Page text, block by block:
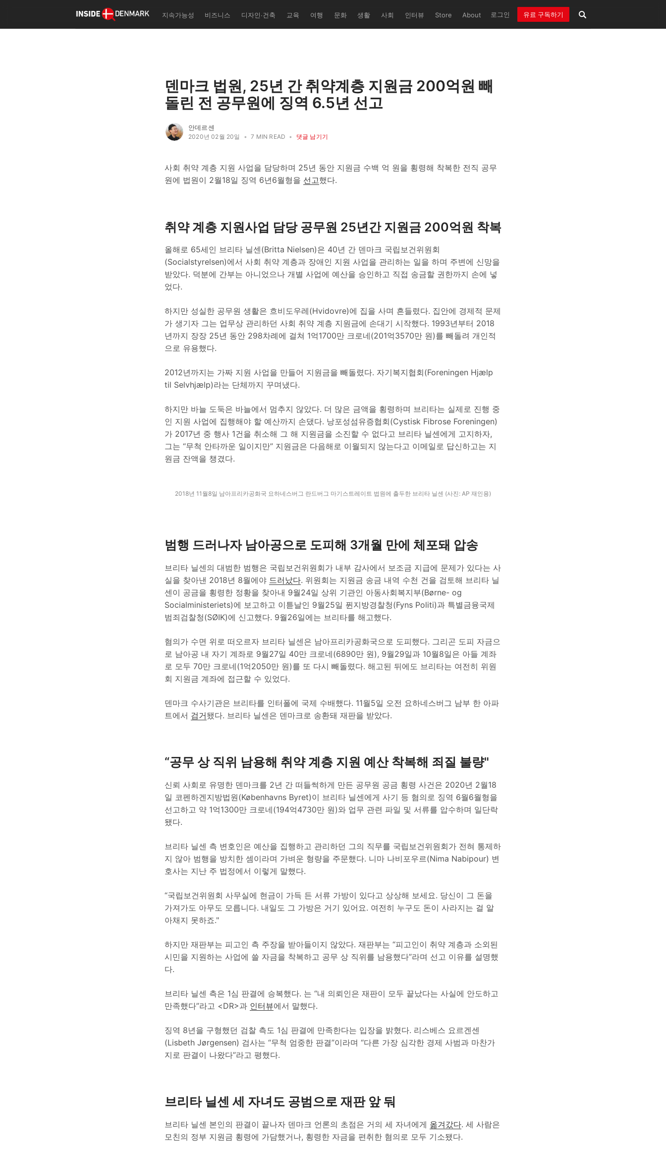
지속가능성 비즈니스 디자인∙건축 교육 여행 문화 생활 사회 인터뷰 Store About 로그인 유료 구독하기
덴마크 법원, 25년 간 취약계층 지원금 200억원 빼
돌린 전 공무원에 징역 6.5년 선고
자
나 등 덴마크 커뮤니티 이벤트 다수 기
더보기
안데르센
2020년 02월 20일 • 7 MIN READ • 댓글 남기기
사회 취약 계층 지원 사업을 담당하며 25년 동안 지원금 수백 억 원을 횡령해 착복한 전직 공무
원에 법원이 2월18일 징역 6년6월형을 선고했다.
취약 계층 지원사업 담당 공무원 25년간 지원금 200억원 착복
올해로 65세인 브리타 닐센(Britta Nielsen)은 40년 간 덴마크 국립보건위원회
(Socialstyrelsen)에서 사회 취약 계층과 장애인 지원 사업을 관리하는 일을 하며 주변에 신망을
받았다. 덕분에 간부는 아니었으나 개별 사업에 예산을 승인하고 직접 송금할 권한까지 손에 넣
었다.
하지만 성실한 공무원 생활은 흐비도우레(Hvidovre)에 집을 사며 흔들렸다. 집안에 경제적 문제
가 생기자 그는 업무상 관리하던 사회 취약 계층 지원금에 손대기 시작했다. 1993년부터 2018
년까지 장장 25년 동안 298차례에 걸쳐 1억1700만 크로네(201억3570만 원)를 빼돌려 개인적
으로 유용했다.
2012년까지는 가짜 지원 사업을 만들어 지원금을 빼돌렸다. 자기복지협회(Foreningen Hjælp
til Selvhjælp)라는 단체까지 꾸며냈다.
하지만 바늘 도둑은 바늘에서 멈추지 않았다. 더 많은 금액을 횡령하며 브리타는 실제로 진행 중
인 지원 사업에 집행해야 할 예산까지 손댔다. 낭포성섬유증협회(Cystisk Fibrose Foreningen)
가 2017년 중 행사 1건을 취소해 그 해 지원금을 소진할 수 없다고 브리타 닐센에게 고지하자,
그는 “무척 안타까운 일이지만” 지원금은 다음해로 이월되지 않는다고 이메일로 답신하고는 지
원금 잔액을 챙겼다.
2018년 11월8일 남아프리카공화국 요하네스버그 란드버그 마기스트레이트 법원에 출두한 브리타 닐센 (사진: AP 재인용)
범행 드러나자 남아공으로 도피해 3개월 만에 체포돼 압송
브리타 닐센의 대범한 범행은 국립보건위원회가 내부 감사에서 보조금 지급에 문제가 있다는 사
실을 찾아낸 2018년 8월에야 드러났다. 위원회는 지원금 송금 내역 수천 건을 검토해 브리타 닐
센이 공금을 횡령한 정황을 찾아내 9월24일 상위 기관인 아동사회복지부(Børne- og
Socialministeriets)에 보고하고 이튿날인 9월25일 퓐지방경찰청(Fyns Politi)과 특별금융국제
범죄검찰청(SØIK)에 신고했다. 9월26일에는 브리타를 해고했다.
혐의가 수면 위로 떠오르자 브리타 닐센은 남아프리카공화국으로 도피했다. 그리곤 도피 자금으
로 남아공 내 자기 계좌로 9월27일 40만 크로네(6890만 원), 9월29일과 10월8일은 아들 계좌
로 모두 70만 크로네(1억2050만 원)를 또 다시 빼돌렸다. 해고된 뒤에도 브리타는 여전히 위원
회 지원금 계좌에 접근할 수 있었다.
덴마크 수사기관은 브리타를 인터폴에 국제 수배했다. 11월5일 오전 요하네스버그 남부 한 아파
트에서 검거됐다. 브리타 닐센은 덴마크로 송환돼 재판을 받았다.
“공무 상 직위 남용해 취약 계층 지원 예산 착복해 죄질 불량"
신뢰 사회로 유명한 덴마크를 2년 간 떠들썩하게 만든 공무원 공금 횡령 사건은 2020년 2월18
일 코펜하겐지방법원(Københavns Byret)이 브리타 닐센에게 사기 등 혐의로 징역 6월6월형을
선고하고 약 1억1300만 크로네(194억4730만 원)와 업무 관련 파일 및 서류를 압수하며 일단락
됐다.
브리타 닐센 측 변호인은 예산을 집행하고 관리하던 그의 직무를 국립보건위원회가 전혀 통제하
지 않아 범행을 방치한 셈이라며 가벼운 형량을 주문했다. 니마 나비포우르(Nima Nabipour) 변
호사는 지난 주 법정에서 이렇게 말했다.
“국립보건위원회 사무실에 현금이 가득 든 서류 가방이 있다고 상상해 보세요. 당신이 그 돈을
가져가도 아무도 모릅니다. 내일도 그 가방은 거기 있어요. 여전히 누구도 돈이 사라지는 걸 알
아채지 못하죠."
하지만 재판부는 피고인 측 주장을 받아들이지 않았다. 재판부는 “피고인이 취약 계층과 소외된
시민을 지원하는 사업에 쓸 자금을 착복하고 공무 상 직위를 남용했다”라며 선고 이유를 설명했
다.
브리타 닐센 측은 1심 판결에 승복했다. 는 “내 의뢰인은 재판이 모두 끝났다는 사실에 안도하고
만족했다”라고 <DR>과 인터뷰에서 말했다.
징역 8년을 구형했던 검찰 측도 1심 판결에 만족한다는 입장을 밝혔다. 리스베스 요르겐센
(Lisbeth Jørgensen) 검사는 “무척 엄중한 판결”이라며 “다른 가장 심각한 경제 사범과 마찬가
지로 판결이 나왔다”라고 평했다.
브리타 닐센 세 자녀도 공범으로 재판 앞 둬
브리타 닐센 본인의 판결이 끝나자 덴마크 언론의 초점은 거의 세 자녀에게 옮겨갔다. 세 사람은
모친의 정부 지원금 횡령에 가담했거나, 횡령한 자금을 편취한 혐의로 모두 기소됐다.